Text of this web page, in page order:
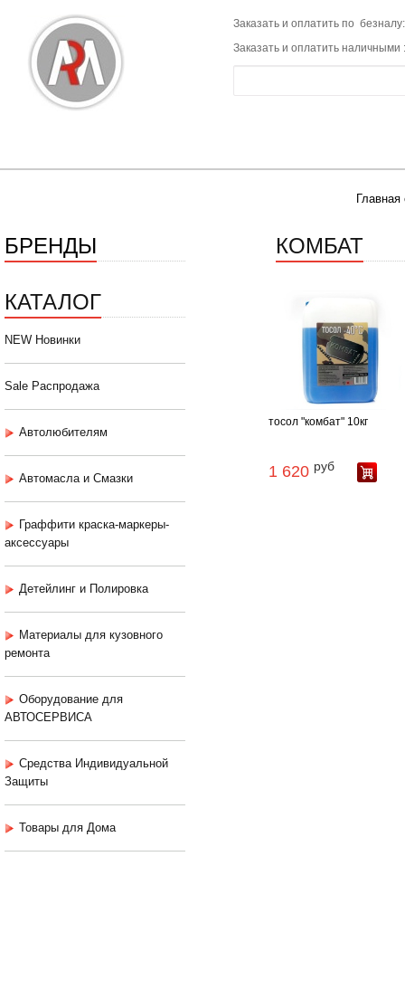
Заказать и оплатить по
Заказать и оплатить наличными
Главная
БРЕНДЫ
КАТАЛОГ
NEW Новинки
Sale Распродажа
Автолюбителям
Автомасла и Смазки
Граффити краска-маркеры-
аксессуары
Детейлинг и Полировка
Материалы для кузовного
ремонта
Оборудование для
АВТОСЕРВИСА
Средства Индивидуальной
Защиты
Товары для Дома
КОМБАТ
тосол "комбат" 10кг
1 620 руб